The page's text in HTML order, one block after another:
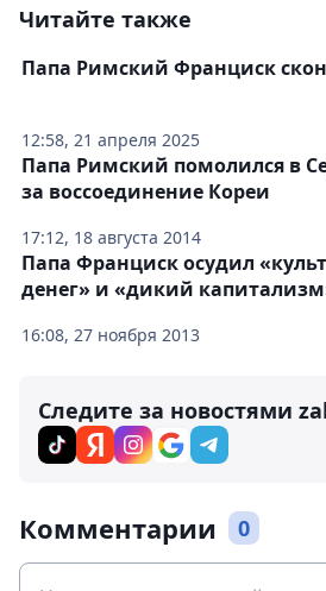
Читайте также
12:58, 21 апреля 2025
Папа Римский Франциск
17:12, 18 августа 2014
Папа Римский помолился в
за воссоединение Кореи
16:08, 27 ноября 2013
Папа Франциск осудил «культ
денег» и «дикий
Следите за новостями
Комментарии 0